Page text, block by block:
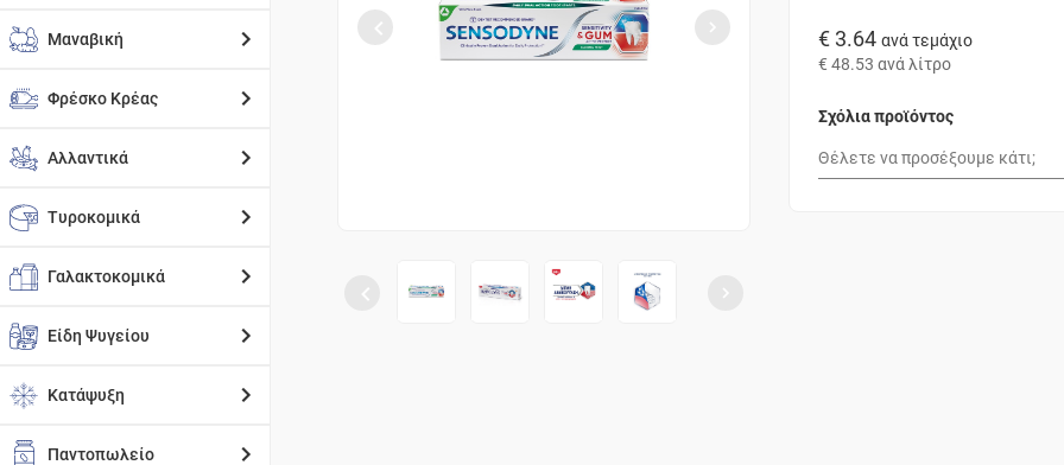
Μαναβική
Φρέσκο Κρέας
Αλλαντικά
Τυροκομικά
Γαλακτοκομικά
Είδη Ψυγείου
Κατάψυξη
Παντοπωλείο
€ 3.64 ανά τεμάχιο
€ 48.53 ανά λίτρο
Σχόλια προϊόντος